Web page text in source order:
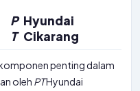
P
T
Hyundai
Cikarang
penting dalam
oleh PTHyundai